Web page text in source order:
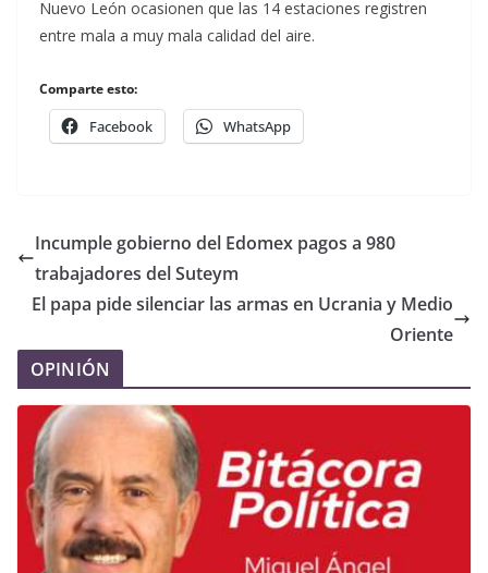
Nuevo León ocasionen que las 14 estaciones registren
entre mala a muy mala calidad del aire.
Comparte esto:
Facebook WhatsApp
Incumple gobierno del Edomex pagos a 980
trabajadores del Suteym
El papa pide silenciar las armas en Ucrania y Medio
Oriente
OPINIÓN